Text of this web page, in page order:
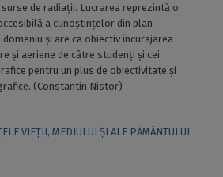
de radiații. Lucrarea reprezintă o
a cunoștințelor din plan
și are ca obiectiv încurajarea
și aeriene de către studenți și cei
pentru un plus de obiectivitate și
(Constantin Nistor)
VIEȚII, MEDIULUI ȘI ALE PĂMÂNTULUI